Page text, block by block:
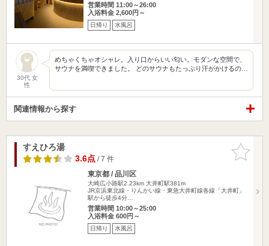
営業時間 11:00～26:00
入浴料金 2,600円～
日帰り 水風呂
30代 女
性
めちゃくちゃオシャレ。入り口からいい匂い。モダンな空間で、
サウナを満喫できました。 どのサウナもたっぷり汗がかけるの…
関連情報から探す
お気に入
りに追加
すえひろ湯
3.6点/ 7 件
東京都 / 品川区
大崎広小路駅2.23km 大井町駅381m
JR京浜東北線・りんかい線・東急大井町線各線「大井町」
駅から徒歩4分…
営業時間 10:00～25:00
入浴料金 600円～
日帰り 水風呂